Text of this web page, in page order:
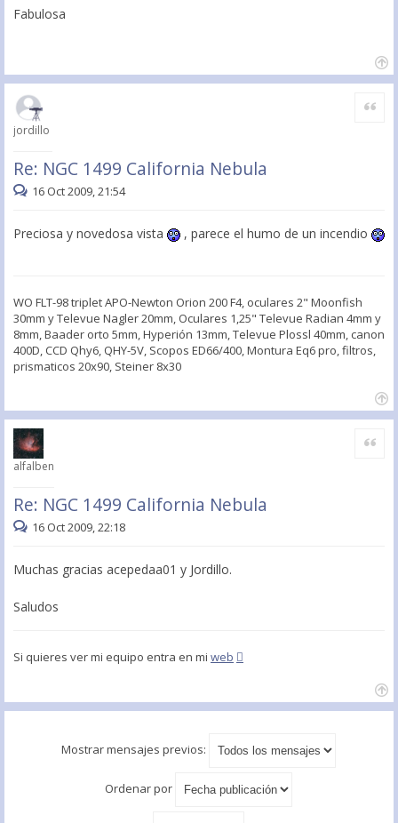
Fabulosa
jordillo
Re: NGC 1499 California Nebula
Citar
16 Oct 2009, 21:54
Preciosa y novedosa vista , parece el humo de un incendio
WO FLT-98 triplet APO-Newton Orion 200 F4, oculares 2" Moonfish
30mm y Televue Nagler 20mm, Oculares 1,25" Televue Radian 4mm y
8mm, Baader orto 5mm, Hyperión 13mm, Televue Plossl 40mm, canon
400D, CCD Qhy6, QHY-5V, Scopos ED66/400, Montura Eq6 pro, filtros,
prismaticos 20x90, Steiner 8x30
alfalben
Re: NGC 1499 California Nebula
Citar
16 Oct 2009, 22:18
Muchas gracias acepedaa01 y Jordillo.
Saludos
Si quieres ver mi equipo entra en mi web
Mostrar mensajes previos:
Ordenar por